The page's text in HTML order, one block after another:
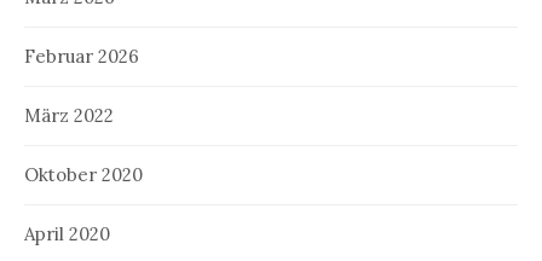
Februar 2026
März 2022
Oktober 2020
April 2020